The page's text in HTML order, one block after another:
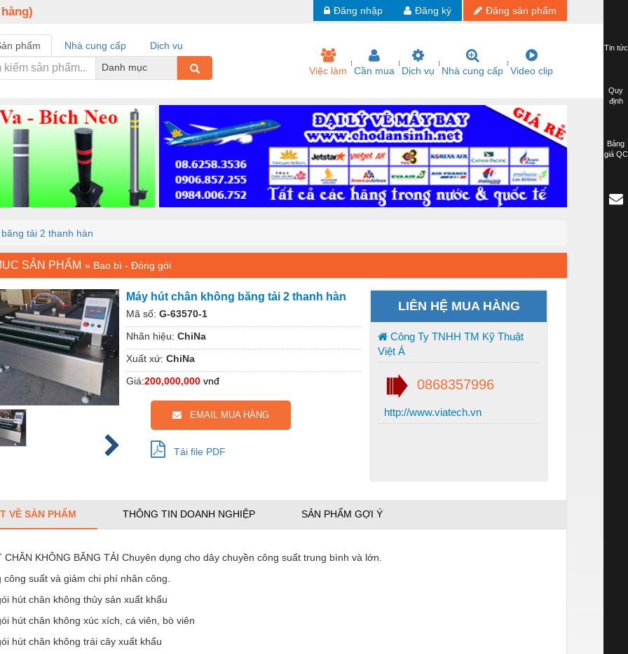
Đăng sản phẩm
Đăng ký
Đăng nhập
phẩm Nhà cung cấp
Dịch vụ
Danh mục
Việc làm Cần mua Dịch vụ Nhà cung cấp Video clip
tải 2 thanh hàn
SẢN PHẨM » Bao bì - Đóng gói
Máy hút chân không băng tải 2 thanh hàn
Mã số: G-63570-1
Nhãn hiệu: ChiNa
Xuất xứ: ChiNa
Giá:200,000,000 vnđ
EMAIL MUA HÀNG
Tải file PDF
LIÊN HỆ MUA HÀNG
Công Ty TNHH TM Kỹ Thuật
Việt Á
0868357996
http://www.viatech.vn
VỀ SẢN PHẨM THÔNG TIN DOANH NGHIỆP SẢN PHẨM GỢI Ý
CHÂN KHÔNG BĂNG TẢI Chuyên dụng cho dây chuyền công suất trung bình và lớn.
công suất và giảm chi phí nhân công.
hút chân không thủy sản xuất khẩu
hút chân không xúc xích, cá viên, bò viên
hút chân không trái cây xuất khẩu
Tin tức
Quy
định
Bảng
giá QC